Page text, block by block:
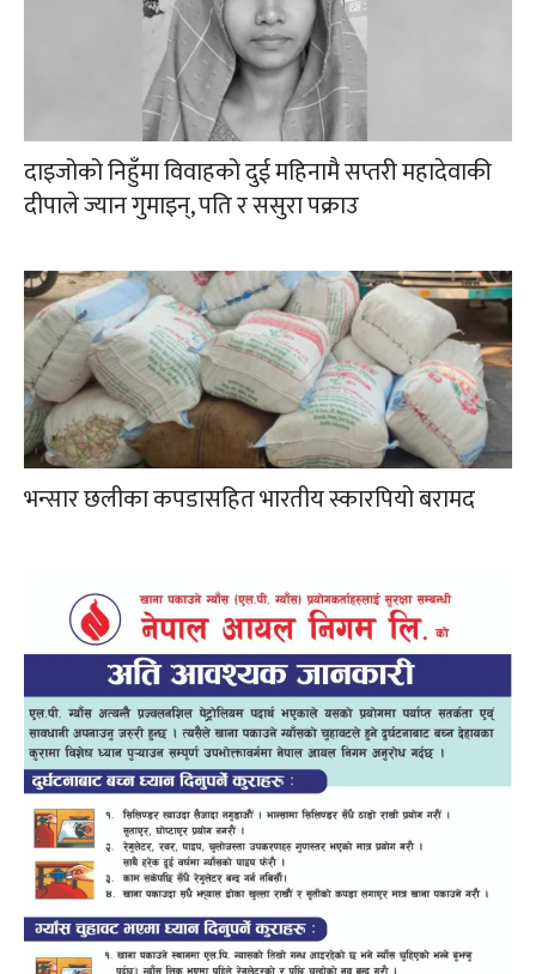
दाइजोको निहुँमा विवाहको दुई महिनामै सप्तरी महादेवाकी
दीपाले ज्यान गुमाइन्, पति र ससुरा पक्राउ
भन्सार छलीका कपडासहित भारतीय स्कारपियो बरामद